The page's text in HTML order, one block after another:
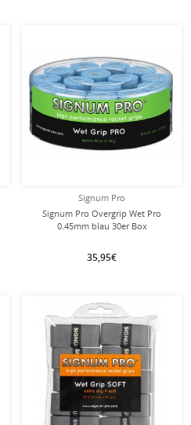
Signum Pro
Signum Pro Overgrip Wet Pro
0.45mm blau 30er Box
35,95€